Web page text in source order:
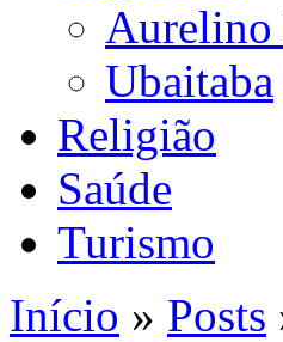
Aurelino
Ubaitaba
Religião
Saúde
Turismo
Início » Posts